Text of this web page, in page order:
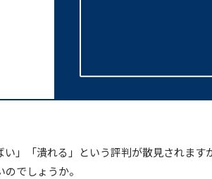
」「潰れる」という評判が散見されます
でしょうか。